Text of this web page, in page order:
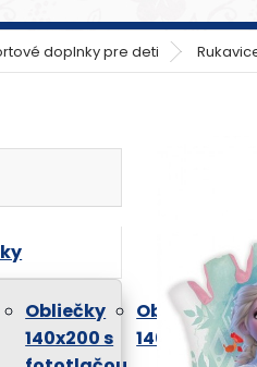
doplnky pre deti
Obliečky
140x200 s
Obliečky
140x200